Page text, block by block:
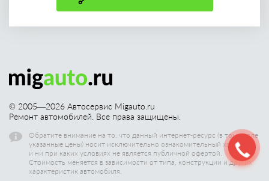
© 2005—2026 Автосервис Migauto.ru
Ремонт автомобилей. Все права защищены.
Обратите внимание на то, что данный интернет-ресурс (в том числе
указанные цены) носит исключительно ознакомительный характер,
и ни при каких условиях не является публичной офертой.
Стоимость меняется в зависимости от типа, конструкции и других
характеристик автомобиля.